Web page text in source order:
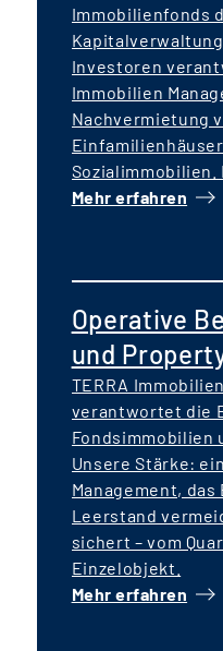
Immobilienfonds
Investoren
Immobilien
Nachvermietung
Sozialimmobilien.
lokaler Präsenz
Mehr erfahren
Operative
und
TERRA
verantwortet die
Fondsimmobilien
Unsere Stärke:
Management,
Leerstand
sichert – vom
Einzelobjekt.
Mehr erfahren